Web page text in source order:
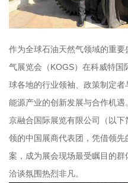
作为全球石油天然气领域的重
气展览会（KOGS）在科威特国
球各地的行业领袖、政策制定
能源产业的创新发展与合作机
京融合国际展览有限公司（以下
领的中国展商代表团，凭借领
案，成为展会现场最受瞩目的群
洽谈氛围热烈非凡。